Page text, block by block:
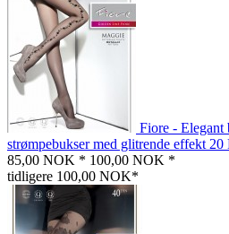
Fiore - Elegant
strømpebukser med glitrende effekt 20
85,00 NOK * 100,00 NOK *
tidligere 100,00 NOK*